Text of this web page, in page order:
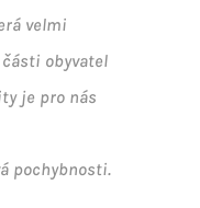
velmi
obyvatel
je pro nás
pochybnosti.